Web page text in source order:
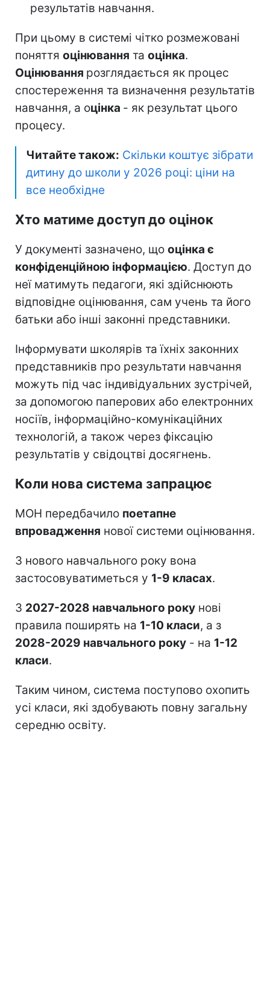
результатів навчання.
При цьому в системі чітко розмежовані
поняття оцінювання та оцінка.
Оцінювання розглядається як процес
спостереження та визначення результатів
навчання, а оцінка - як результат цього
процесу.
Читайте також: Скільки коштує зібрати
дитину до школи у 2026 році: ціни на
все необхідне
Хто матиме доступ до оцінок
У документі зазначено, що оцінка є
конфіденційною інформацією. Доступ до
неї матимуть педагоги, які здійснюють
відповідне оцінювання, сам учень та його
батьки або інші законні представники.
Інформувати школярів та їхніх законних
представників про результати навчання
можуть під час індивідуальних зустрічей,
за допомогою паперових або електронних
носіїв, інформаційно-комунікаційних
технологій, а також через фіксацію
результатів у свідоцтві досягнень.
Коли нова система запрацює
МОН передбачило поетапне
впровадження нової системи оцінювання.
З нового навчального року вона
застосовуватиметься у 1-9 класах.
З 2027-2028 навчального року нові
правила поширять на 1-10 класи, а з
2028-2029 навчального року - на 1-12
класи.
Таким чином, система поступово охопить
усі класи, які здобувають повну загальну
середню освіту.